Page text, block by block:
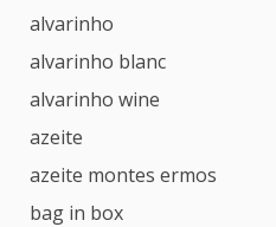
alvarinho
alvarinho blanc
alvarinho wine
azeite
azeite montes ermos
bag in box